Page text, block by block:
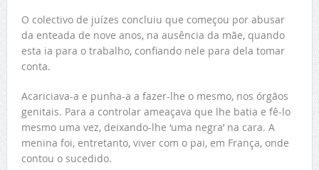
O colectivo de juízes concluiu que começou por abusar
da enteada de nove anos, na ausência da mãe, quando
esta ia para o trabalho, confiando nele para dela tomar
conta.
Acariciava-a e punha-a a fazer-lhe o mesmo, nos órgãos
genitais. Para a controlar ameaçava que lhe batia e fê-lo
mesmo uma vez, deixando-lhe ‘uma negra’ na cara. A
menina foi, entretanto, viver com o pai, em França, onde
contou o sucedido.